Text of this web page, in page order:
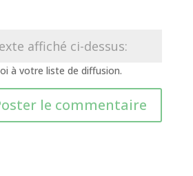
à votre liste de diffusion.